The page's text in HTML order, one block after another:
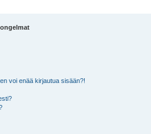
voi enää kirjautua sisään?!